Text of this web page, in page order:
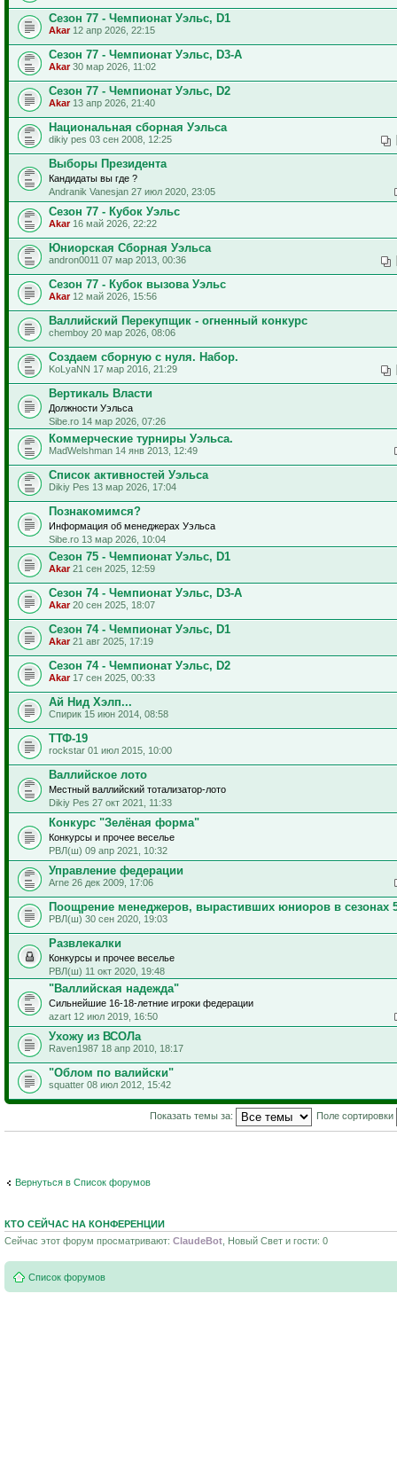
Сезон 77 - Чемпионат Уэльс, D1
Akar12 апр 2026, 22:15
Сезон 77 - Чемпионат Уэльс, D3-A
Akar30 мар 2026, 11:02
Сезон 77 - Чемпионат Уэльс, D2
Akar13 апр 2026, 21:40
Национальная сборная Уэльса
dikiy pes 03 сен 2008, 12:25
Выборы Президента
Кандидаты вы где ?
Andranik Vanesjan 27 июл 2020, 23:05
Сезон 77 - Кубок Уэльс
Akar16 май 2026, 22:22
Юниорская Сборная Уэльса
andron0011 07 мар 2013, 00:36
Сезон 77 - Кубок вызова Уэльс
Akar12 май 2026, 15:56
Валлийский Перекупщик - огненный конкурс
chemboy 20 мар 2026, 08:06
Создаем сборную с нуля. Набор.
KoLyaNN 17 мар 2016, 21:29
Вертикаль Власти
Должности Уэльса
Sibe.ro 14 мар 2026, 07:26
Коммерческие турниры Уэльса.
MadWelshman 14 янв 2013, 12:49
Список активностей Уэльса
Dikiy Pes 13 мар 2026, 17:04
Познакомимся?
Информация об менеджерах Уэльса
Sibe.ro 13 мар 2026, 10:04
Сезон 75 - Чемпионат Уэльс, D1
Akar21 сен 2025, 12:59
Сезон 74 - Чемпионат Уэльс, D3-A
Akar20 сен 2025, 18:07
Сезон 74 - Чемпионат Уэльс, D1
Akar21 авг 2025, 17:19
Сезон 74 - Чемпионат Уэльс, D2
Akar17 сен 2025, 00:33
Ай Нид Хэлп...
Спирик 15 июн 2014, 08:58
ТТФ-19
rockstar 01 июл 2015, 10:00
Валлийское лото
Местный валлийский тотализатор-лото
Dikiy Pes 27 окт 2021, 11:33
Конкурс "Зелёная форма"
Конкурсы и прочее веселье
РВЛ(ш) 09 апр 2021, 10:32
Управление федерации
Arne 26 дек 2009, 17:06
Поощрение менеджеров, вырастивших юниоров в сезонах
РВЛ(ш) 30 сен 2020, 19:03
Развлекалки
Конкурсы и прочее веселье
РВЛ(ш) 11 окт 2020, 19:48
"Валлийская надежда"
Сильнейшие 16-18-летние игроки федерации
azart 12 июл 2019, 16:50
Ухожу из ВСОЛа
Raven1987 18 апр 2010, 18:17
"Облом по валийски"
squatter 08 июл 2012, 15:42
Показать темы за: Поле сортировки
Вернуться в Список форумов
КТО СЕЙЧАС НА КОНФЕРЕНЦИИ
Сейчас этот форум просматривают: ClaudeBot , Новый Свет и гости: 0
Список форумов